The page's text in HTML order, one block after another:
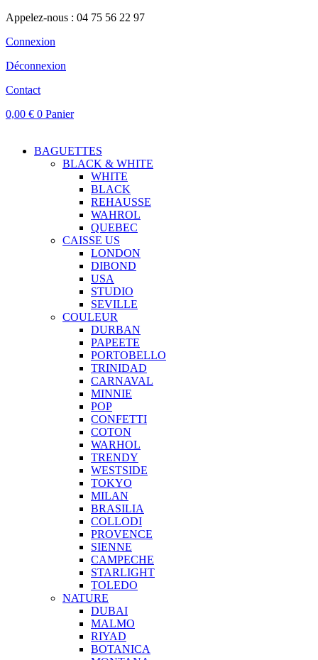
Appelez-nous : 04 75 56 22 97
Connexion
Déconnexion
Contact
0,00 € 0 Panier
BAGUETTES
BLACK & WHITE
WHITE
BLACK
REHAUSSE
WAHROL
QUEBEC
CAISSE US
LONDON
DIBOND
USA
STUDIO
SEVILLE
COULEUR
DURBAN
PAPEETE
PORTOBELLO
TRINIDAD
CARNAVAL
MINNIE
POP
CONFETTI
COTON
WARHOL
TRENDY
WESTSIDE
TOKYO
MILAN
BRASILIA
COLLODI
PROVENCE
SIENNE
CAMPECHE
STARLIGHT
TOLEDO
NATURE
DUBAI
MALMO
RIYAD
BOTANICA